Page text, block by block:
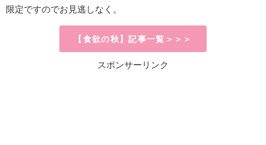
限定ですのでお見逃しなく。
【食欲の秋】記事一覧＞＞＞
スポンサーリンク